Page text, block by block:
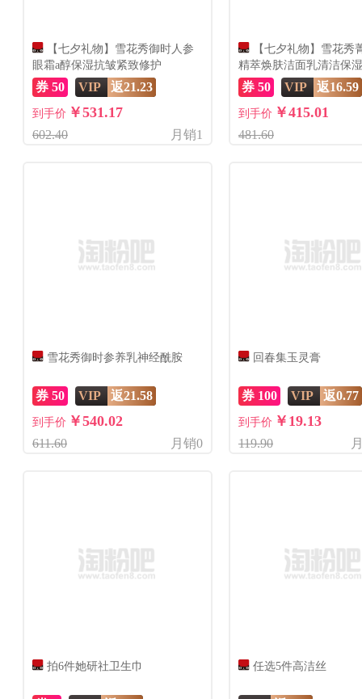
【七夕礼物】雪花秀御时人参
眼霜a醇保湿抗皱紧致修护
券 50 VIP 返21.23
到手价 ￥531.17
602.40 月销1
【七夕礼物】雪花秀
精萃焕肤洁面乳清洁保
券 50 VIP 返16.59
到手价 ￥415.01
481.60
雪花秀御时参养乳神经酰胺
券 50 VIP 返21.58
到手价 ￥540.02
611.60 月销0
回春集玉灵膏
券 100 VIP 返0.77
到手价 ￥19.13
119.90
拍6件她研社卫生巾 任选5件高洁丝